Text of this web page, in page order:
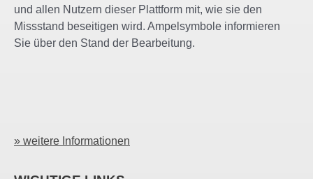
und allen Nutzern dieser Plattform mit, wie sie den
Missstand beseitigen wird. Ampelsymbole informieren
Sie über den Stand der Bearbeitung.
» weitere Informationen